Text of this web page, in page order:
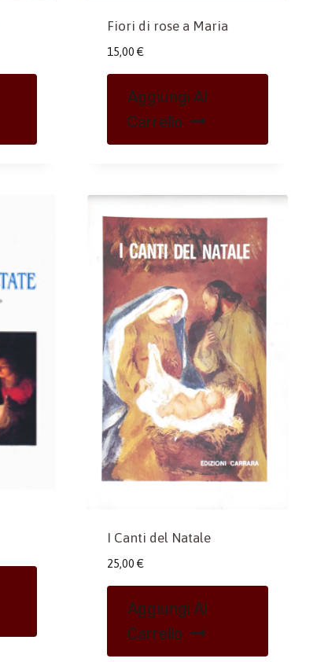
Fiori di rose a Maria
15,00 €
Aggiungi Al
Carrello
I Canti del Natale
25,00 €
Aggiungi Al
Carrello